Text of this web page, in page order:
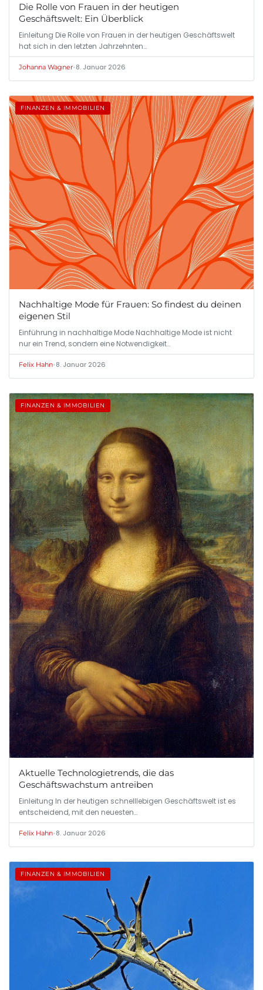
Die Rolle von Frauen in der heutigen
Geschäftswelt: Ein Überblick
Einleitung Die Rolle von Frauen in der heutigen Geschäftswelt
hat sich in den letzten Jahrzehnten…
Johanna Wagner•8. Januar 2026
FINANZEN & IMMOBILIEN
Nachhaltige Mode für Frauen: So findest du deinen
eigenen Stil
Einführung in nachhaltige Mode Nachhaltige Mode ist nicht
nur ein Trend, sondern eine Notwendigkeit…
Felix Hahn•8. Januar 2026
FINANZEN & IMMOBILIEN
Aktuelle Technologietrends, die das
Geschäftswachstum antreiben
Einleitung In der heutigen schnelllebigen Geschäftswelt ist es
entscheidend, mit den neuesten…
Felix Hahn•8. Januar 2026
FINANZEN & IMMOBILIEN